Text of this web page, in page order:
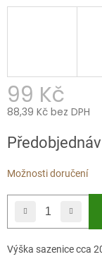
99 Kč
88,39 Kč bez DPH
cena:
Možnosti doručení
Výška sazenice cca